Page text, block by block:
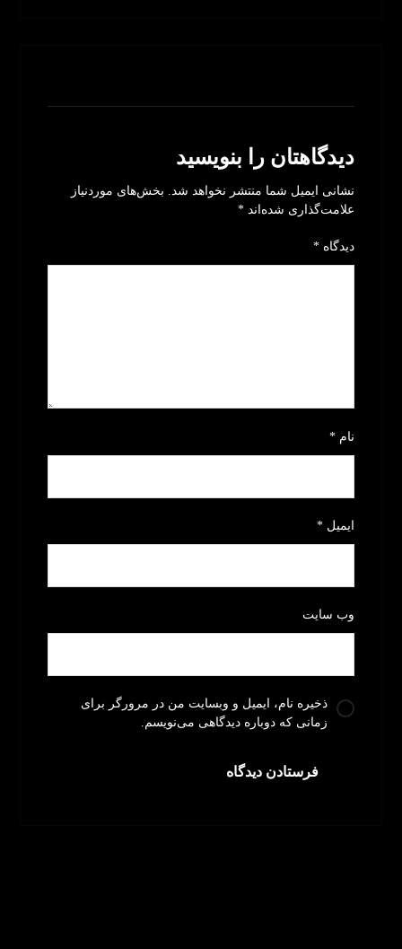
دیدگاهتان را بنویسید
نشانی ایمیل شما منتشر نخواهد شد. بخش‌های موردنیاز
علامت‌گذاری شده‌اند*
دیدگاه*
نام*
ایمیل*
وب‌ سایت
ذخیره نام، ایمیل و وبسایت من در مرورگر برای
زمانی که دوباره دیدگاهی می‌نویسم.